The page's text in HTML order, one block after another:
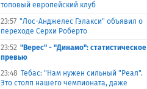
топовый европейский клуб
23:57 "Лос-Анджелес Гэлакси" объявил о
переходе Серхи Роберто
23:52 "Верес" - "Динамо": статистическое
превью
23:48 Тебас: "Нам нужен сильный "Реал".
Это столп нашего чемпионата, даже